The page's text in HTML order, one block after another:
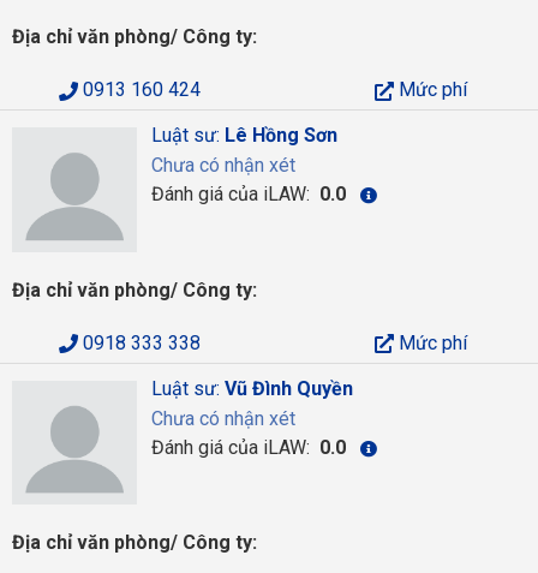
Địa chỉ văn phòng/ Công ty:
0913 160 424
Mức phí
Luật sư: Lê Hồng Sơn
Chưa có nhận xét
Đánh giá của iLAW: 0.0
Địa chỉ văn phòng/ Công ty:
0918 333 338
Mức phí
Luật sư: Vũ Đình Quyền
Chưa có nhận xét
Đánh giá của iLAW: 0.0
Địa chỉ văn phòng/ Công ty: